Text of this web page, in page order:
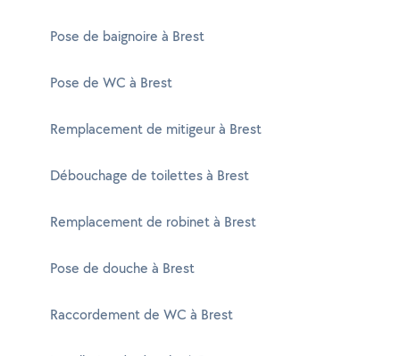
Pose de baignoire à Brest
Pose de WC à Brest
Remplacement de mitigeur à Brest
Débouchage de toilettes à Brest
Remplacement de robinet à Brest
Pose de douche à Brest
Raccordement de WC à Brest